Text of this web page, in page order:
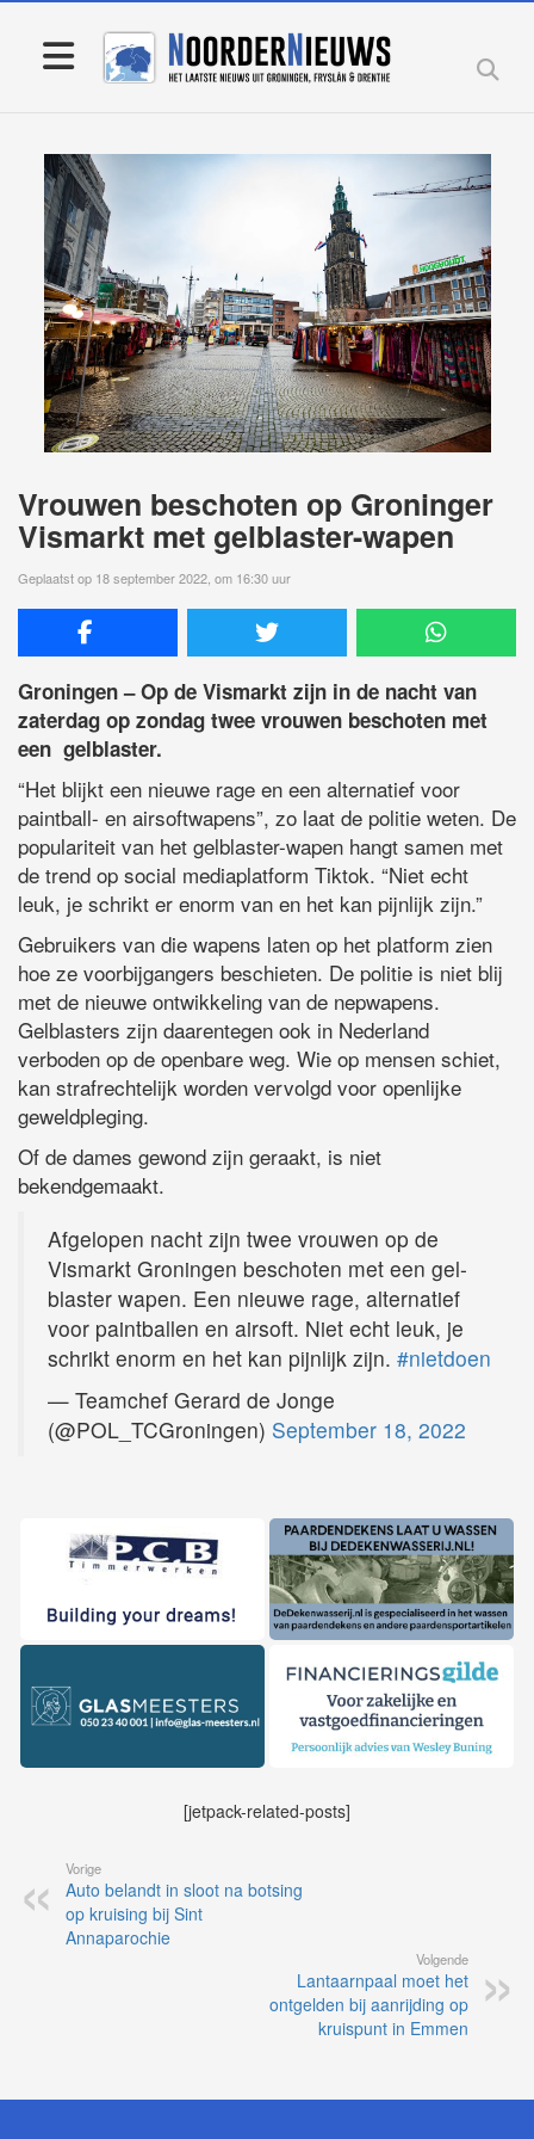
Vrouwen beschoten op Groninger
Vismarkt met gelblaster-wapen
Geplaatst op 18 september 2022, om 16:30 uur
Groningen – Op de Vismarkt zijn in de nacht van
zaterdag op zondag twee vrouwen beschoten met
een gelblaster.
“Het blijkt een nieuwe rage en een alternatief voor
paintball- en airsoftwapens”, zo laat de politie weten. De
populariteit van het gelblaster-wapen hangt samen met
de trend op social mediaplatform Tiktok. “Niet echt
leuk, je schrikt er enorm van en het kan pijnlijk zijn.”
Gebruikers van die wapens laten op het platform zien
hoe ze voorbijgangers beschieten. De politie is niet blij
met de nieuwe ontwikkeling van de nepwapens.
Gelblasters zijn daarentegen ook in Nederland
verboden op de openbare weg. Wie op mensen schiet,
kan strafrechtelijk worden vervolgd voor openlijke
geweldpleging.
Of de dames gewond zijn geraakt, is niet
bekendgemaakt.
Afgelopen nacht zijn twee vrouwen op de
Vismarkt Groningen beschoten met een gel-
blaster wapen. Een nieuwe rage, alternatief
voor paintballen en airsoft. Niet echt leuk, je
schrikt enorm en het kan pijnlijk zijn. #nietdoen
— Teamchef Gerard de Jonge
(@POL_TCGroningen) September 18, 2022
[jetpack-related-posts]
Vorige
Auto belandt in sloot na botsing
op kruising bij Sint
Annaparochie
Volgende
Lantaarnpaal moet het
ontgelden bij aanrijding op
kruispunt in Emmen